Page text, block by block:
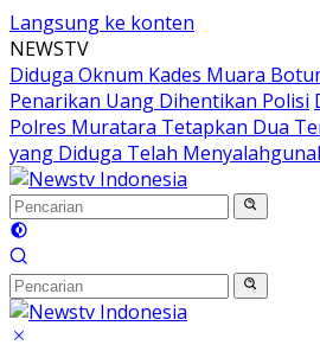
Langsung ke konten
NEWSTV
Diduga Oknum Kades Muara
Penarikan Uang Dihentikan Polisi
Polres Muratara Tetapkan Dua
yang Diduga Telah